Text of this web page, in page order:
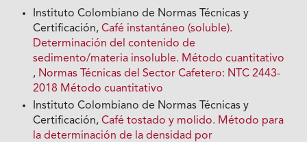
Instituto Colombiano de Normas Técnicas y
Certificación,Café instantáneo (soluble).
Determinación del contenido de
sedimento/materia insoluble. Método cuantitativo
, Normas Técnicas del Sector Cafetero: NTC 2443-
2018 Método cuantitativo
Instituto Colombiano de Normas Técnicas y
Certificación,Café tostado y molido. Método para
la determinación de la densidad por